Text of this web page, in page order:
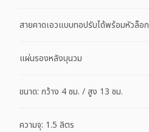
สายคาดเอวแบบทอปรับได้พร้อมหัวล็อก
แผ่นรองหลังบุนวม
ขนาด: กว้าง 4 ซม. / สูง 13 ซม.
ความจุ: 1.5 ลิตร